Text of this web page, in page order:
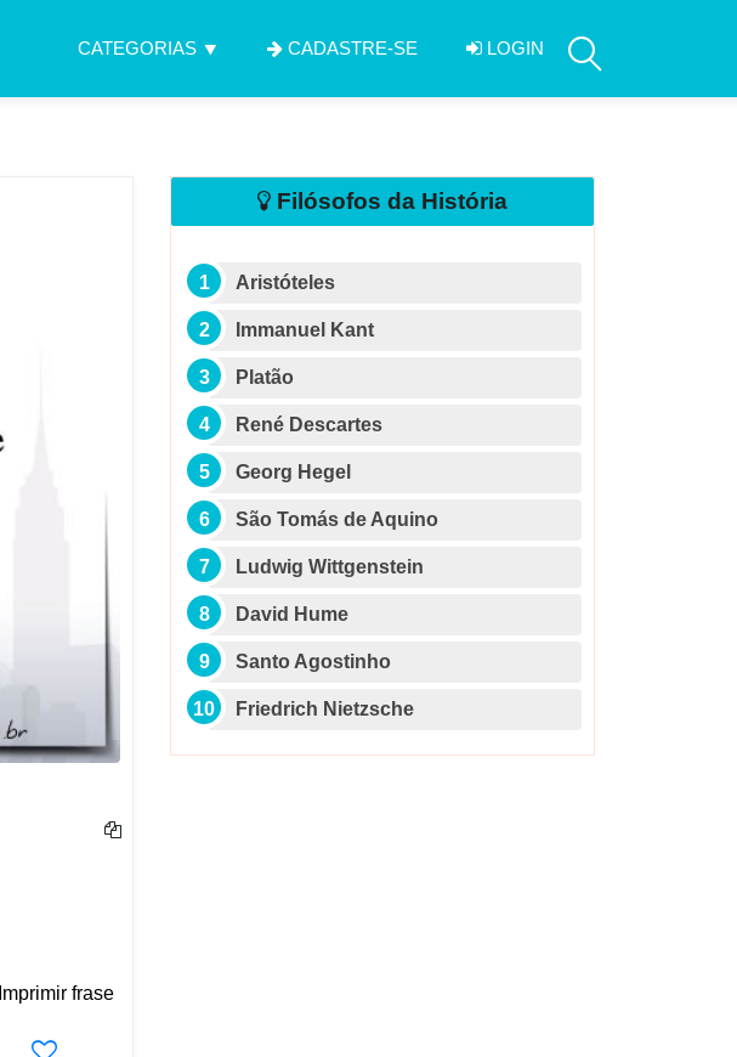
CATEGORIAS CADASTRE-SE LOGIN
Imprimir frase
Filósofos da História
Aristóteles
Immanuel Kant
Platão
René Descartes
Georg Hegel
São Tomás de Aquino
Ludwig Wittgenstein
David Hume
Santo Agostinho
Friedrich Nietzsche